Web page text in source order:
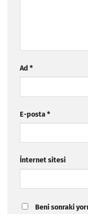
Ad *
E-posta*
İnternet sitesi
Beni sonraki